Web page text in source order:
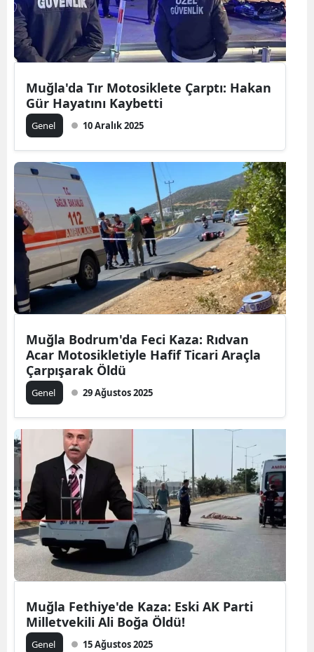
Muğla'da Tır Motosiklete Çarptı: Hakan
Gür Hayatını Kaybetti
Genel 10 Aralık 2025
Muğla Bodrum'da Feci Kaza: Rıdvan
Acar Motosikletiyle Hafif Ticari Araçla
Çarpışarak Öldü
Genel 29 Ağustos 2025
Muğla Fethiye'de Kaza: Eski AK Parti
Milletvekili Ali Boğa Öldü!
Genel 15 Ağustos 2025